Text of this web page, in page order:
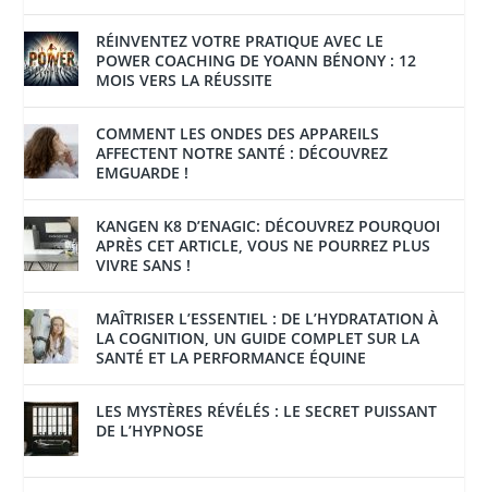
RÉINVENTEZ VOTRE PRATIQUE AVEC LE
POWER COACHING DE YOANN BÉNONY : 12
MOIS VERS LA RÉUSSITE
COMMENT LES ONDES DES APPAREILS
AFFECTENT NOTRE SANTÉ : DÉCOUVREZ
EMGUARDE !
KANGEN K8 D’ENAGIC: DÉCOUVREZ POURQUOI
APRÈS CET ARTICLE, VOUS NE POURREZ PLUS
VIVRE SANS !
MAÎTRISER L’ESSENTIEL : DE L’HYDRATATION À
LA COGNITION, UN GUIDE COMPLET SUR LA
SANTÉ ET LA PERFORMANCE ÉQUINE
LES MYSTÈRES RÉVÉLÉS : LE SECRET PUISSANT
DE L’HYPNOSE